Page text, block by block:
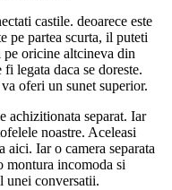
castile. deoarece este
pe partea scurta, il puteti
pe oricine altcineva din
legata daca se doreste.
oferi un sunet superior.
achizitionata separat. Iar
noastre. Aceleasi
aici. Iar o camera separata
montura incomoda si
unei conversatii.